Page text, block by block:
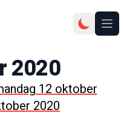
2020
12 oktober
2020